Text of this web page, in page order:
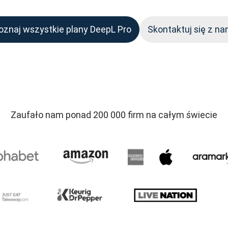
wszystkie plany DeepL Pro Skontaktuj się z
Zaufało nam ponad 200 000 firm na całym świecie